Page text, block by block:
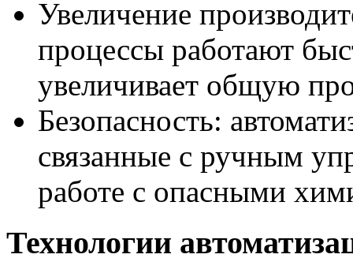
Увеличение
процессы работают
увеличивает общую
Безопасность:
связанные с ручным
работе с опасными
Технологии